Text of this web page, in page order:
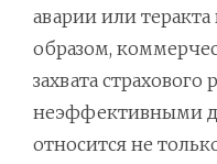
аварии или
образом,
захвата страхового
неэффективными
относится не